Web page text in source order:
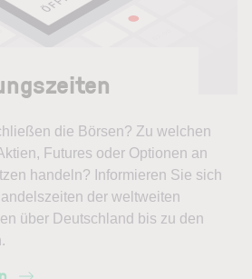
die Börsen? Zu welchen
Futures oder Optionen an
handeln? Informieren Sie sich
der weltweiten
über Deutschland bis zu den